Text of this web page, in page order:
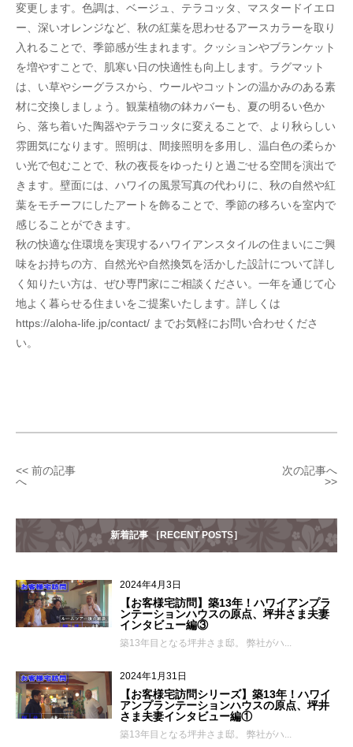
変更します。色調は、ベージュ、テラコッタ、マスタードイエロ
ー、深いオレンジなど、秋の紅葉を思わせるアースカラーを取り
入れることで、季節感が生まれます。クッションやブランケット
を増やすことで、肌寒い日の快適性も向上します。ラグマット
は、い草やシーグラスから、ウールやコットンの温かみのある素
材に交換しましょう。観葉植物の鉢カバーも、夏の明るい色か
ら、落ち着いた陶器やテラコッタに変えることで、より秋らしい
雰囲気になります。照明は、間接照明を多用し、温白色の柔らか
い光で包むことで、秋の夜長をゆったりと過ごせる空間を演出で
きます。壁面には、ハワイの風景写真の代わりに、秋の自然や紅
葉をモチーフにしたアートを飾ることで、季節の移ろいを室内で
感じることができます。
秋の快適な住環境を実現するハワイアンスタイルの住まいにご興
味をお持ちの方、自然光や自然換気を活かした設計について詳し
く知りたい方は、ぜひ専門家にご相談ください。一年を通じて心
地よく暮らせる住まいをご提案いたします。詳しくは
https://aloha-life.jp/contact/ までお気軽にお問い合わせくださ
い。
<< 前の記事
へ
次の記事へ
>>
新着記事 ［RECENT POSTS］
2024年4月3日
【お客様宅訪問】築13年！ハワイアンプラ
ンテーションハウスの原点、坪井さま夫妻
インタビュー編③
築13年目となる坪井さま邸。 弊社がハ...
2024年1月31日
【お客様宅訪問シリーズ】築13年！ハワイ
アンプランテーションハウスの原点、坪井
さま夫妻インタビュー編①
築13年目となる坪井さま邸。 弊社がハ...